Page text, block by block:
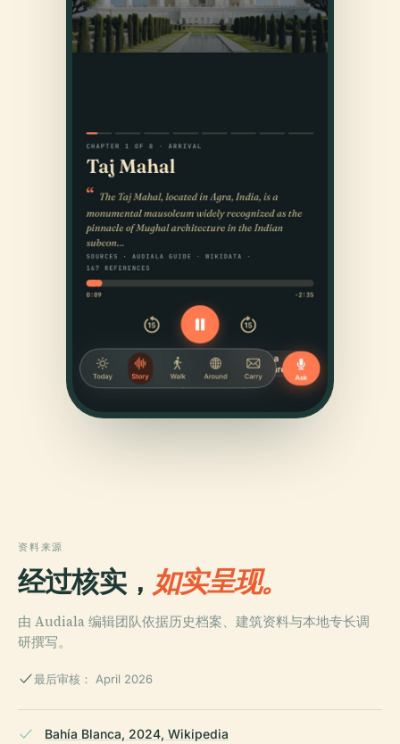
资料来源
经过核实， 如实呈现。
由 Audiala 编辑团队依据历史档案、建筑资料与本地专长调
研撰写。
最后审核： April 2026
Bahía Blanca, 2024, Wikipedia